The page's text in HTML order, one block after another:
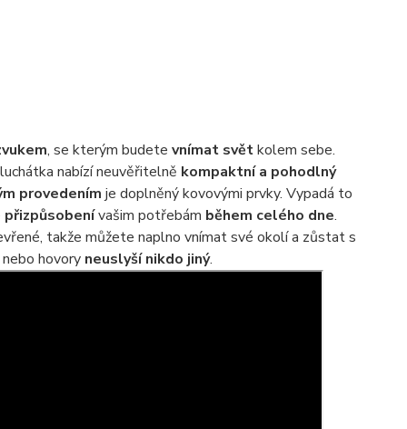
, se kterým budete vnímat světkolem sebe.
nabízí neuvěřitelně kompaktní a pohodlný
provedením je doplněný kovovými prvky. Vypadá to
přizpůsobenívašim potřebám během celého dne.
takže můžete naplno vnímat své okolí a zůstat s
hovory neuslyší nikdo jiný.